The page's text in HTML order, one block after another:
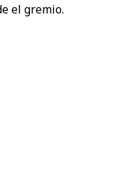
el gremio.